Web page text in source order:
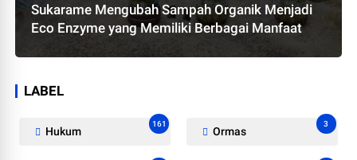
Sukarame Mengubah Sampah Organik Menjadi
Eco Enzyme yang Memiliki Berbagai Manfaat
LABEL
Hukum
161
Ormas
3